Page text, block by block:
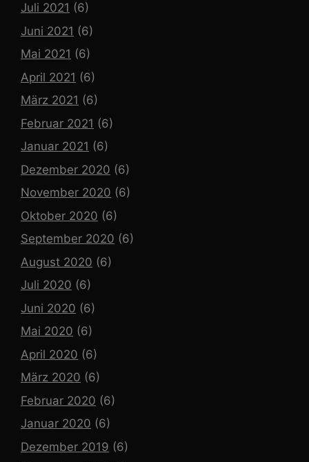
Juli 2021 (6)
Juni 2021 (6)
Mai 2021 (6)
April 2021 (6)
März 2021 (6)
Februar 2021 (6)
Januar 2021 (6)
Dezember 2020 (6)
November 2020 (6)
Oktober 2020 (6)
September 2020 (6)
August 2020 (6)
Juli 2020 (6)
Juni 2020 (6)
Mai 2020 (6)
April 2020 (6)
März 2020 (6)
Februar 2020 (6)
Januar 2020 (6)
Dezember 2019 (6)